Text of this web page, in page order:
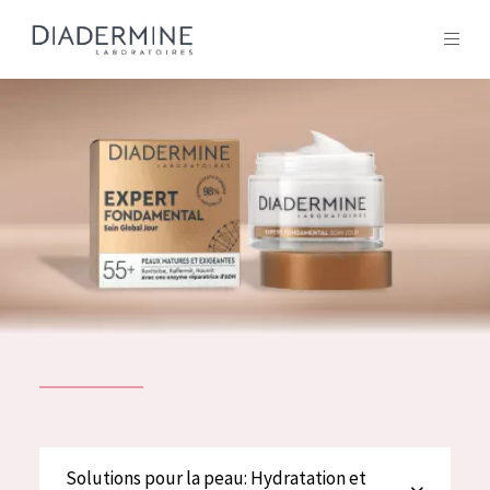
SOLUTIONS POUR LA PEAU
TOUS LES PRODUIT
ACCUEIL
Composition
À propos
Solutions pour la peau: Hydratation et